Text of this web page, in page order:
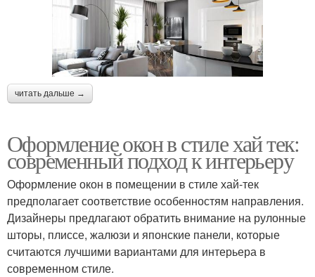
читать дальше →
Оформление окон в стиле хай тек:
современный подход к интерьеру
Оформление окон в помещении в стиле хай-тек
предполагает соответствие особенностям направления.
Дизайнеры предлагают обратить внимание на рулонные
шторы, плиссе, жалюзи и японские панели, которые
считаются лучшими вариантами для интерьера в
современном стиле.